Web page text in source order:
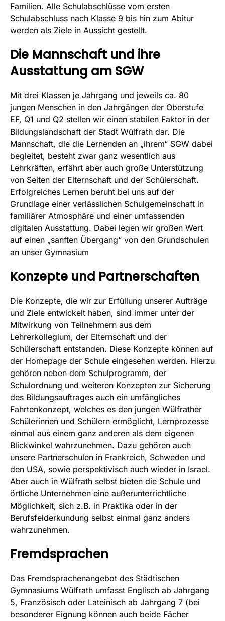
Familien. Alle Schulabschlüsse vom ersten
Schulabschluss nach Klasse 9 bis hin zum Abitur
werden als Ziele in Aussicht gestellt.
Die Mannschaft und ihre
Ausstattung am SGW
Mit drei Klassen je Jahrgang und jeweils ca. 80
jungen Menschen in den Jahrgängen der Oberstufe
EF, Q1 und Q2 stellen wir einen stabilen Faktor in der
Bildungslandschaft der Stadt Wülfrath dar. Die
Mannschaft, die die Lernenden an „ihrem“ SGW dabei
begleitet, besteht zwar ganz wesentlich aus
Lehrkräften, erfährt aber auch große Unterstützung
von Seiten der Elternschaft und der Schülerschaft.
Erfolgreiches Lernen beruht bei uns auf der
Grundlage einer verlässlichen Schulgemeinschaft in
familiärer Atmosphäre und einer umfassenden
digitalen Ausstattung. Dabei legen wir großen Wert
auf einen „sanften Übergang“ von den Grundschulen
an unser Gymnasium
Konzepte und Partnerschaften
Die Konzepte, die wir zur Erfüllung unserer Aufträge
und Ziele entwickelt haben, sind immer unter der
Mitwirkung von Teilnehmern aus dem
Lehrerkollegium, der Elternschaft und der
Schülerschaft entstanden. Diese Konzepte können auf
der Homepage der Schule eingesehen werden. Hierzu
gehören neben dem Schulprogramm, der
Schulordnung und weiteren Konzepten zur Sicherung
des Bildungsauftrages auch ein umfängliches
Fahrtenkonzept, welches es den jungen Wülfrather
Schülerinnen und Schülern ermöglicht, Lernprozesse
einmal aus einem ganz anderen als dem eigenen
Blickwinkel wahrzunehmen. Dazu gehören auch
unsere Partnerschulen in Frankreich, Schweden und
den USA, sowie perspektivisch auch wieder in Israel.
Aber auch in Wülfrath selbst bieten die Schule und
örtliche Unternehmen eine außerunterrichtliche
Möglichkeit, sich z.B. in Praktika oder in der
Berufsfelderkundung selbst einmal ganz anders
wahrzunehmen.
Fremdsprachen
Das Fremdsprachenangebot des Städtischen
Gymnasiums Wülfrath umfasst Englisch ab Jahrgang
5, Französisch oder Lateinisch ab Jahrgang 7 (bei
besonderer Eignung können auch beide Fächer